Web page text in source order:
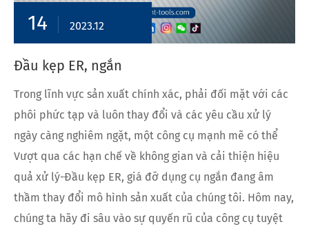
14 2023.12
Đầu kẹp ER, ngắn
Trong lĩnh vực sản xuất chính xác, phải đối mặt với các
phôi phức tạp và luôn thay đổi và các yêu cầu xử lý
ngày càng nghiêm ngặt, một công cụ mạnh mẽ có thể
Vượt qua các hạn chế về không gian và cải thiện hiệu
quả xử lý-Đầu kẹp ER, giá đỡ dụng cụ ngắn đang âm
thầm thay đổi mô hình sản xuất của chúng tôi. Hôm nay,
chúng ta hãy đi sâu vào sự quyến rũ của công cụ tuyệt